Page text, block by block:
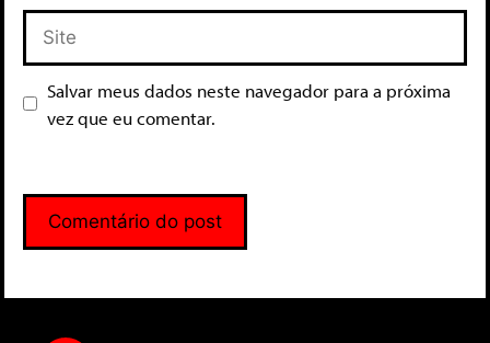
Salvar meus dados neste navegador para a próxima
vez que eu comentar.